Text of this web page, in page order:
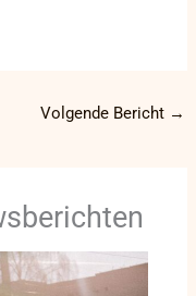
Volgende Bericht →